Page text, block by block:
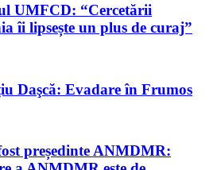
UMFCD: “Cercetării
îi lipsește un plus de curaj”
Daşcă: Evadare în Frumos
președinte ANMDMR: